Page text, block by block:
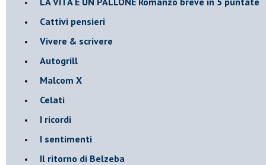
Cattivi pensieri
Vivere & scrivere
Autogrill
Malcom X
Celati
I ricordi
I sentimenti
Il ritorno di Belzeba